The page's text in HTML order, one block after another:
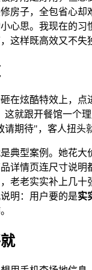
房子，全包省心却
心思。我现在的习
这样既高效又不失
在炫酷特效上，点
这就跟开餐馆一个
期待"，客人扭头
典型案例。她花大
详情页连尺寸说明
老老实实补上几十
明：用户要的是实